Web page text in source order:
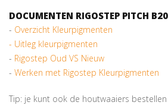
DOCUMENTEN RIGOSTEP PITCH B20
- Overzicht Kleurpigmenten
- Uitleg kleurpigmenten
- Rigostep Oud VS Nieuw
- Werken met Rigostep Kleurpigmenten
Tip: je kunt ook de houtwaaiers